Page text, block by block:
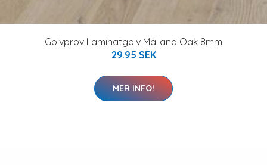
Golvprov Laminatgolv Mailand Oak 8mm
29.95 SEK
MER INFO!